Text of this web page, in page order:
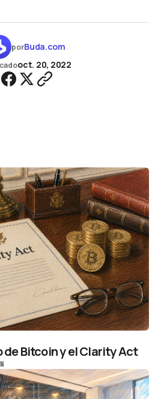
porBuda.com
oct. 20, 2022
Bitcoin y el Clarity Act